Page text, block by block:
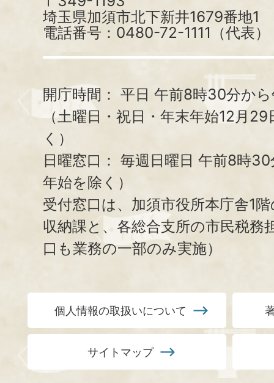
埼玉県加須市北下新井1679番地1
電話番号：0480-72-1111（代表）
開庁時間： 平日 午前8時30分か
（土曜日・祝日・年末年始12月
く）
日曜窓口： 毎週日曜日 午前8時
年始を除く）
受付窓口は、加須市役所本庁舎1
収納課と、 各総合支所の市民税務
口も業務の一部のみ実施）
個人情報の取扱いについて
サイトマップ